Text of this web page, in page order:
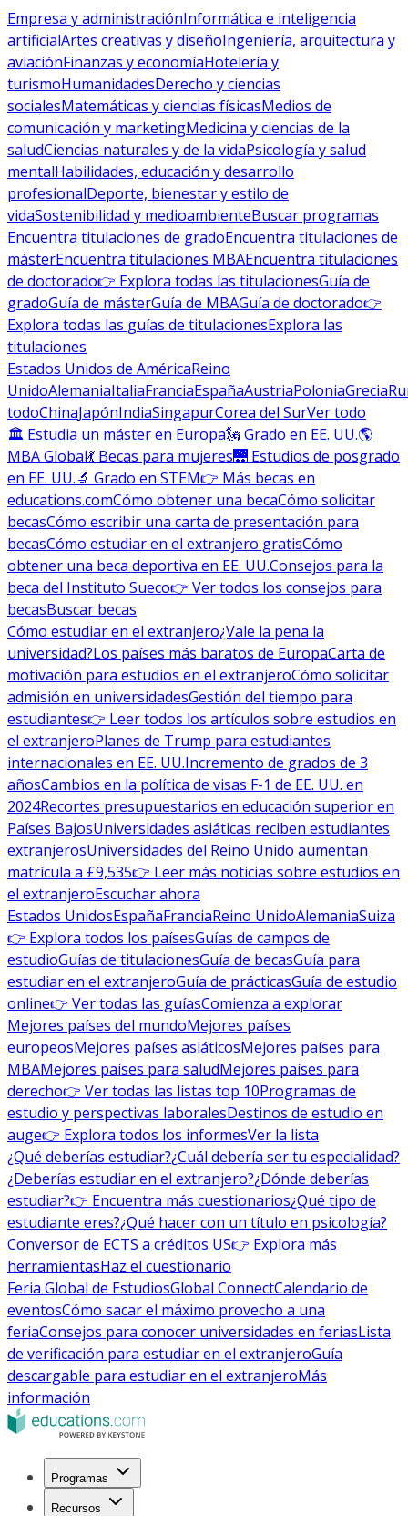
Empresa y administraciónInformática e inteligencia
artificialArtes creativas y diseñoIngeniería, arquitectura y
aviaciónFinanzas y economíaHotelería y
turismoHumanidadesDerecho y ciencias
socialesMatemáticas y ciencias físicasMedios de
comunicación y marketingMedicina y ciencias de la
saludCiencias naturales y de la vidaPsicología y salud
mentalHabilidades, educación y desarrollo
profesionalDeporte, bienestar y estilo de
vidaSostenibilidad y medioambienteBuscar programas
Encuentra titulaciones de gradoEncuentra titulaciones de
másterEncuentra titulaciones MBAEncuentra titulaciones
de doctorado👉 Explora todas las titulacionesGuía de
gradoGuía de másterGuía de MBAGuía de doctorado👉
Explora todas las guías de titulacionesExplora las
titulaciones
Estados Unidos de AméricaReino
UnidoAlemaniaItaliaFranciaEspañaAustriaPoloniaGrecia
todoChinaJapónIndiaSingapurCorea del SurVer todo
🏛 Estudia un máster en Europa🗽 Grado en EE. UU.🌎
MBA Global💃 Becas para mujeres🌉 Estudios de posgrado
en EE. UU.🔬 Grado en STEM👉 Más becas en
educations.comCómo obtener una becaCómo solicitar
becasCómo escribir una carta de presentación para
becasCómo estudiar en el extranjero gratisCómo
obtener una beca deportiva en EE. UU.Consejos para la
beca del Instituto Sueco👉 Ver todos los consejos para
becasBuscar becas
Cómo estudiar en el extranjero¿Vale la pena la
universidad?Los países más baratos de EuropaCarta de
motivación para estudios en el extranjeroCómo solicitar
admisión en universidadesGestión del tiempo para
estudiantes👉 Leer todos los artículos sobre estudios en
el extranjeroPlanes de Trump para estudiantes
internacionales en EE. UU.Incremento de grados de 3
añosCambios en la política de visas F-1 de EE. UU. en
2024Recortes presupuestarios en educación superior en
Países BajosUniversidades asiáticas reciben estudiantes
extranjerosUniversidades del Reino Unido aumentan
matrícula a £9,535👉 Leer más noticias sobre estudios en
el extranjeroEscuchar ahora
Estados UnidosEspañaFranciaReino UnidoAlemaniaSuiza
👉 Explora todos los paísesGuías de campos de
estudioGuías de titulacionesGuía de becasGuía para
estudiar en el extranjeroGuía de prácticasGuía de estudio
online👉 Ver todas las guíasComienza a explorar
Mejores países del mundoMejores países
europeosMejores países asiáticosMejores países para
MBAMejores países para saludMejores países para
derecho👉 Ver todas las listas top 10Programas de
estudio y perspectivas laboralesDestinos de estudio en
auge👉 Explora todos los informesVer la lista
¿Qué deberías estudiar?¿Cuál debería ser tu especialidad?
¿Deberías estudiar en el extranjero?¿Dónde deberías
estudiar?👉 Encuentra más cuestionarios¿Qué tipo de
estudiante eres?¿Qué hacer con un título en psicología?
Conversor de ECTS a créditos US👉 Explora más
herramientasHaz el cuestionario
Feria Global de EstudiosGlobal ConnectCalendario de
eventosCómo sacar el máximo provecho a una
feriaConsejos para conocer universidades en feriasLista
de verificación para estudiar en el extranjeroGuía
descargable para estudiar en el extranjeroMás
información
Programas
Recursos